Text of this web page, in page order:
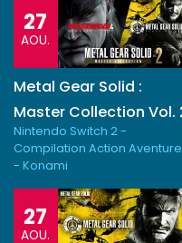
27
AOU.
Metal Gear Solid :
Master Collection Vol.
Nintendo Switch 2 -
Compilation Action Aventure
- Konami
27
AOU.